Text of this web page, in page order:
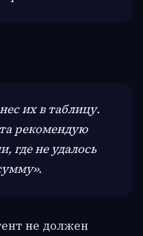
их в таблицу.
рекомендую
где не удалось
не должен